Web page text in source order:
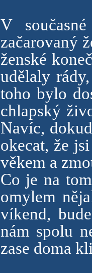
V
začarovaný
ženské
udělaly
toho bylo
chlapský
Navíc,
okecat, že
věkem a
Co je na
omylem
víkend,
nám spolu
zase doma